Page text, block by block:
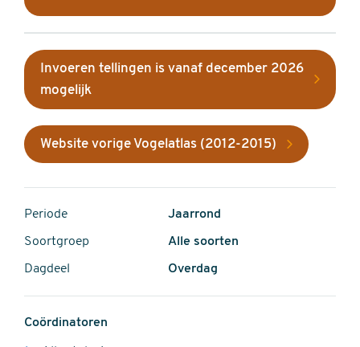
Invoeren tellingen is vanaf december 2026
mogelijk
Website vorige Vogelatlas (2012-2015)
Periode Jaarrond
Soortgroep Alle soorten
Dagdeel Overdag
Coördinatoren